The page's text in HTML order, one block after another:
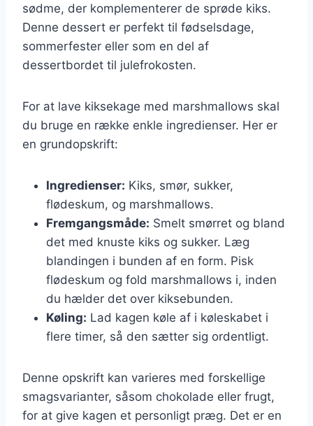
sødme, der komplementerer de sprøde kiks.
Denne dessert er perfekt til fødselsdage,
sommerfester eller som en del af
dessertbordet til julefrokosten.
For at lave kiksekage med marshmallows skal
du bruge en række enkle ingredienser. Her er
en grundopskrift:
Ingredienser: Kiks, smør, sukker,
flødeskum, og marshmallows.
Fremgangsmåde: Smelt smørret og bland
det med knuste kiks og sukker. Læg
blandingen i bunden af en form. Pisk
flødeskum og fold marshmallows i, inden
du hælder det over kiksebunden.
Køling: Lad kagen køle af i køleskabet i
flere timer, så den sætter sig ordentligt.
Denne opskrift kan varieres med forskellige
smagsvarianter, såsom chokolade eller frugt,
for at give kagen et personligt præg. Det er en